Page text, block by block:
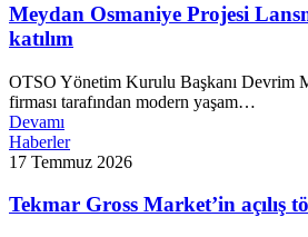
Meydan Osmaniye Projesi
katılım
OTSO Yönetim Kurulu Başkanı Devrim
firması tarafından modern yaşam…
Devamı
Haberler
17 Temmuz 2026
Tekmar Gross Market’in açılış